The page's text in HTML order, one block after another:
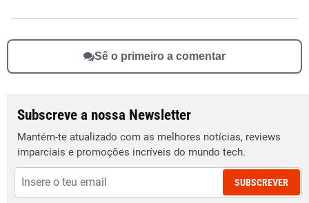
Sê o primeiro a comentar
Subscreve a nossa Newsletter
Mantém-te atualizado com as melhores notícias, reviews
imparciais e promoções incríveis do mundo tech.
SUBSCREVER